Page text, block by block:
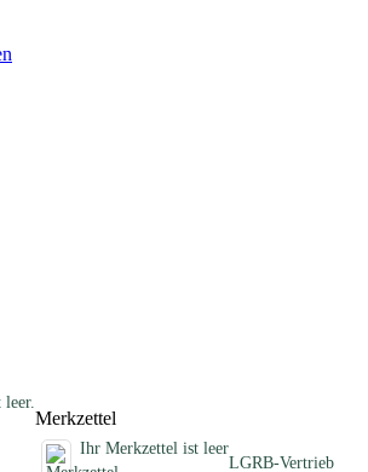
Merkzettel
Ihr Merkzettel ist leer
LGRB-Vertrieb